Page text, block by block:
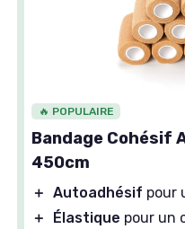
🔥 POPULAIRE
Bandage Cohésif
450cm
＋ Autoadhésif pour
＋
Élastique pour un